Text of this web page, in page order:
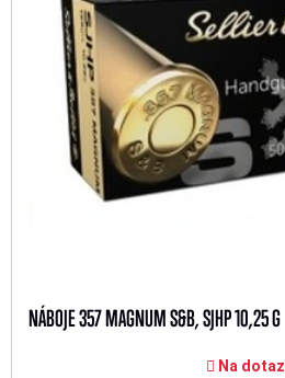
NÁBOJE 357 MAGNUM S&B, SJHP 10,25 G
Na dotaz